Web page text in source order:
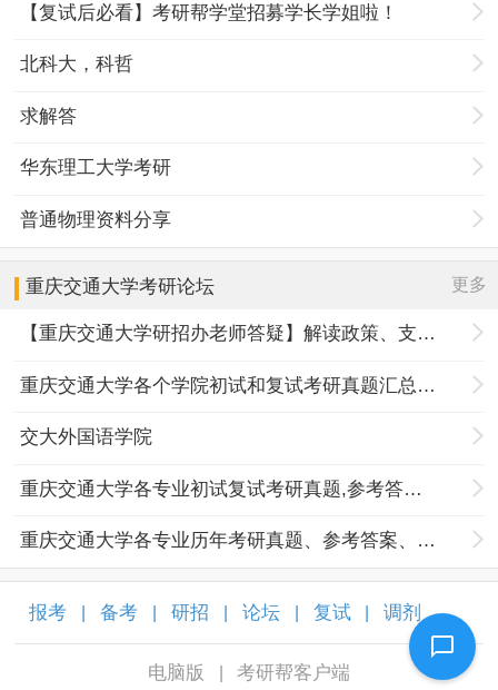
【复试后必看】考研帮学堂招募学长学姐啦！
北科大，科哲
求解答
华东理工大学考研
普通物理资料分享
重庆交通大学考研论坛 更多
【重庆交通大学研招办老师答疑】解读政策、支招报名
重庆交通大学各个学院初试和复试考研真题汇总分享
交大外国语学院
重庆交通大学各专业初试复试考研真题,参考答案,重点范围
重庆交通大学各专业历年考研真题、参考答案、内部笔记
报考 备考 研招 论坛 复试 调剂
电脑版 考研帮客户端